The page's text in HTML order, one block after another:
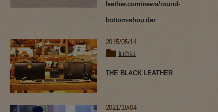
leather.com/news/round-
bottom-shoulder
2015/05/14
仙台店
THE BLACK LEATHER
2021/10/04